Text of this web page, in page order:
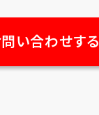
い合わせする